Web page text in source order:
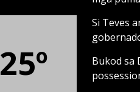
Si Teves
Bukod sa
25º